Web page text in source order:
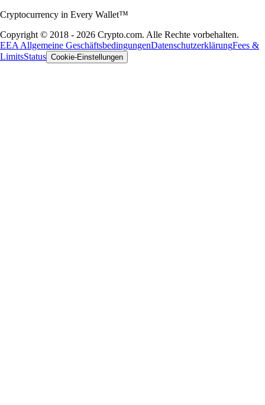
Cryptocurrency in Every Wallet™
Copyright © 2018 - 2026 Crypto.com. Alle Rechte vorbehalten.
EEA Allgemeine GeschäftsbedingungenDatenschutzerklärungFees &
LimitsStatus Cookie-Einstellungen